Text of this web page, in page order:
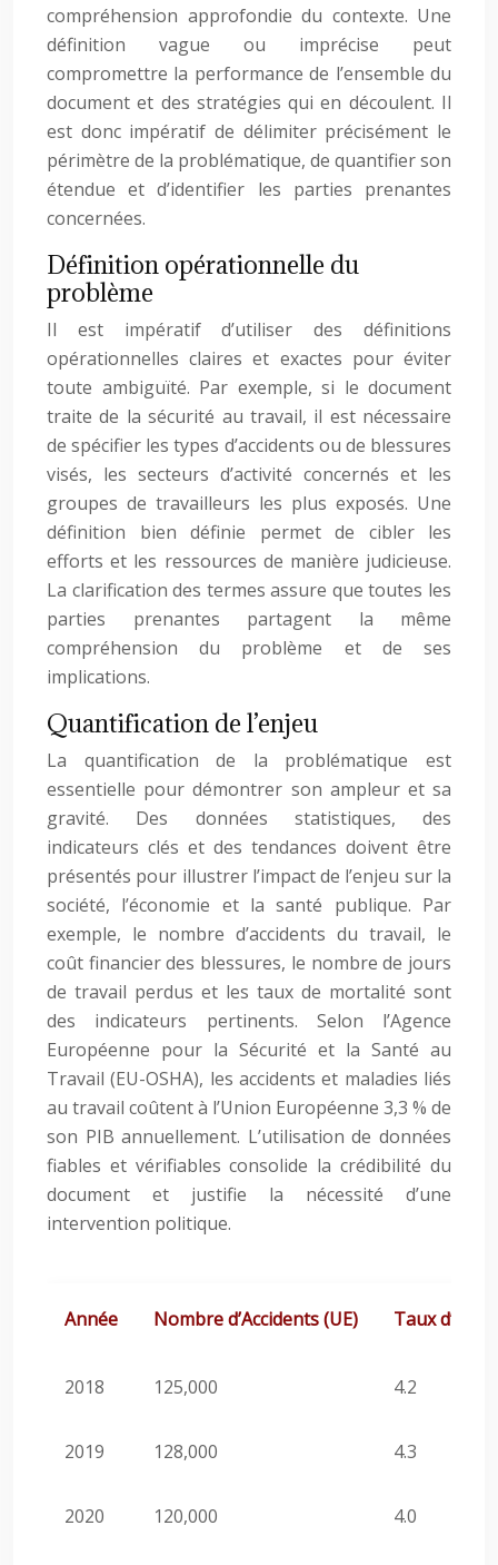
compréhension approfondie du contexte. Une
définition vague ou imprécise peut
compromettre la performance de l’ensemble du
document et des stratégies qui en découlent. Il
est donc impératif de délimiter précisément le
périmètre de la problématique, de quantifier son
étendue et d’identifier les parties prenantes
concernées.
Définition opérationnelle du
problème
Il est impératif d’utiliser des définitions
opérationnelles claires et exactes pour éviter
toute ambiguïté. Par exemple, si le document
traite de la sécurité au travail, il est nécessaire
de spécifier les types d’accidents ou de blessures
visés, les secteurs d’activité concernés et les
groupes de travailleurs les plus exposés. Une
définition bien définie permet de cibler les
efforts et les ressources de manière judicieuse.
La clarification des termes assure que toutes les
parties prenantes partagent la même
compréhension du problème et de ses
implications.
Quantification de l’enjeu
La quantification de la problématique est
essentielle pour démontrer son ampleur et sa
gravité. Des données statistiques, des
indicateurs clés et des tendances doivent être
présentés pour illustrer l’impact de l’enjeu sur la
société, l’économie et la santé publique. Par
exemple, le nombre d’accidents du travail, le
coût financier des blessures, le nombre de jours
de travail perdus et les taux de mortalité sont
des indicateurs pertinents. Selon l’Agence
Européenne pour la Sécurité et la Santé au
Travail (EU-OSHA), les accidents et maladies liés
au travail coûtent à l’Union Européenne 3,3 % de
son PIB annuellement. L’utilisation de données
fiables et vérifiables consolide la crédibilité du
document et justifie la nécessité d’une
intervention politique.
Année Nombre d’Accidents (UE) Taux
2018 125,000 4.2
2019 128,000 4.3
2020 120,000 4.0